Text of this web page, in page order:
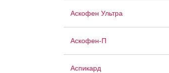
Аскофен Ультра
Аскофен-П
Аспикард